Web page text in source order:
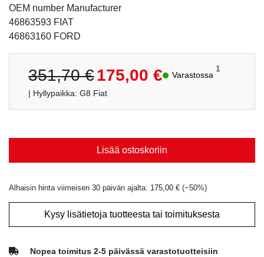
OEM number Manufacturer
46863593 FIAT
46863160 FORD
351,70€
Alkuperäinen
hinta
oli:
351,70 €.
175,00 €
Nykyinen
hinta
on:
175,00 €.
Varastossa
1
| Hyllypaikka: G8 Fiat
Lisää ostoskoriin
Alhaisin hinta viimeisen 30 päivän ajalta: 175,00 € (−50%)
Kysy lisätietoja tuotteesta tai toimituksesta
Nopea toimitus 2-5 päivässä varastotuotteisiin